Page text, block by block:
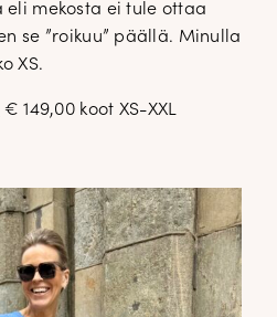
mekosta ei tule ottaa
se ”roikuu” päällä. Minulla
XS.
€ 149,00 koot XS-XXL